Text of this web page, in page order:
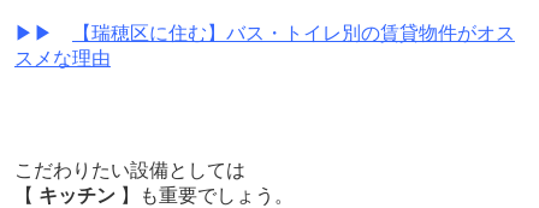
▶▶
【瑞穂区に住む】バス・トイレ別の賃貸物件がオス
スメな理由
こだわりたい設備としては
【 キッチン】も重要でしょう。